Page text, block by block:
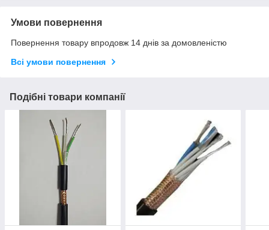
Умови повернення
Повернення товару впродовж 14 днів за домовленістю
Всі умови повернення
Подібні товари компанії